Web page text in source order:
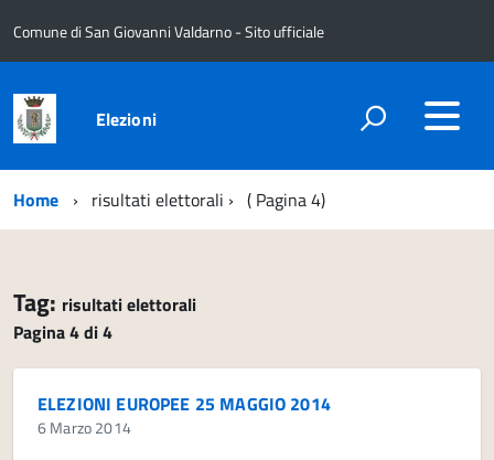
Comune di San Giovanni Valdarno - Sito ufficiale
Elezioni
Home risultati elettorali ( Pagina 4)
Tag: risultati elettorali
Pagina 4 di 4
ELEZIONI EUROPEE 25 MAGGIO 2014
6 Marzo 2014